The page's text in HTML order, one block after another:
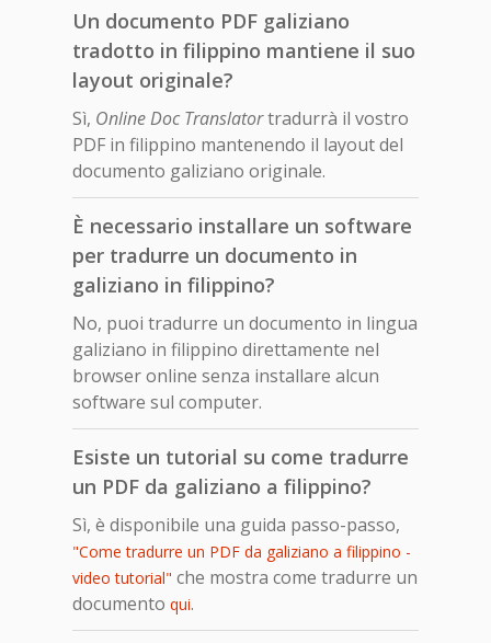
Un documento PDF galiziano
tradotto in filippino mantiene il suo
layout originale?
Sì, Online Doc Translatortradurrà il vostro
PDF in filippino mantenendo il layout del
documento galiziano originale.
È necessario installare un software
per tradurre un documento in
galiziano in filippino?
No, puoi tradurre un documento in lingua
galiziano in filippino direttamente nel
browser online senza installare alcun
software sul computer.
Esiste un tutorial su come tradurre
un PDF da galiziano a filippino?
Sì, è disponibile una guida passo-passo,
"Come tradurre un PDF da galiziano a filippino -
video tutorial" che mostra come tradurre un
documento qui.